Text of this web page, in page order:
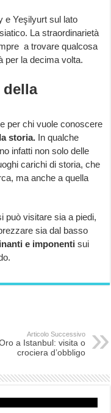
e Yeşilyurt sul lato
La straordinarietà
a trovare qualcosa
per la decima volta.
per chi vuole conoscere
storia. In qualche
infatti non solo delle
carichi di storia, che
ma anche a quella
può visitare sia a piedi,
sia dal basso
e imponentisui
Articolo Successivo
a Istanbul: visita o
crociera d’obbligo